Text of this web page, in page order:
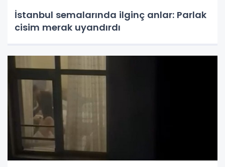
İstanbul semalarında ilginç anlar: Parlak
cisim merak uyandırdı